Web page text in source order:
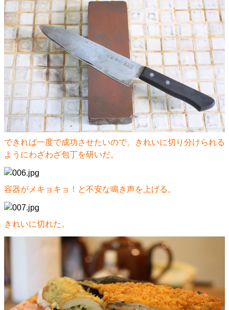
できれば一度で成功させたいので、きれいに切り分けられる
ようにわざわざ包丁を研いだ。
容器がメキョキョ！と不安な鳴き声を上げる。
きれいに切れた。